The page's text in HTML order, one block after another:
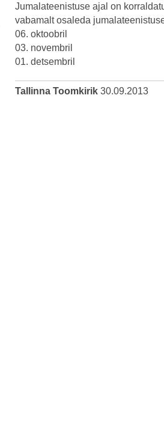
Jumalateenistuse ajal on
vabamalt osaleda
06. oktoobril
03. novembril
01. detsembril
Tallinna Toomkirik 30.09.2013